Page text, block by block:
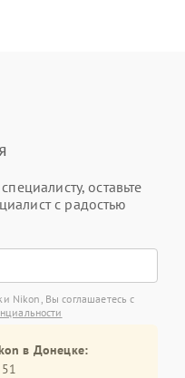
оставьте
с радостью
Nikon, Вы соглашаетесь с
в Донецке: